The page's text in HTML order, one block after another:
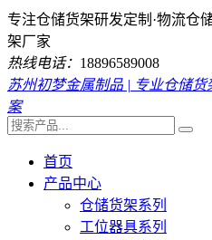
专注仓储货架研发定制·物流仓
架厂家
热线电话： 18896589008
苏州初梦金属制品 | 专业仓储
案
首页
产品中心
仓储货架系列
工位器具系列